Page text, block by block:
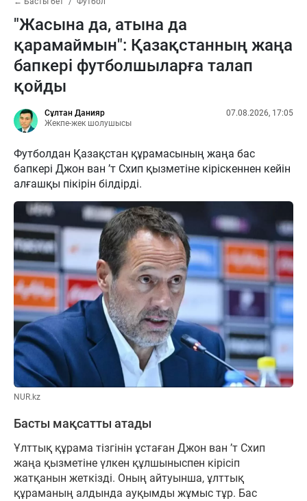
"Жасына да, атына да
қарамаймын": Қазақстанның жаңа
бапкері футболшыларға талап
қойды
Сұлтан Данияр
Жекпе-жек шолушысы
07.08.2026, 17:05
Футболдан Қазақстан құрамасының жаңа бас
бапкері Джон ван ’т Схип қызметіне кіріскеннен кейін
алғашқы пікірін білдірді.
NUR.kz
Басты мақсатты атады
Ұлттық құрама тізгінін ұстаған Джон ван ’т Схип
жаңа қызметіне үлкен құлшыныспен кірісіп
жатқанын жеткізді. Оның айтуынша, ұлттық
құраманың алдында ауқымды жұмыс тұр. Бас